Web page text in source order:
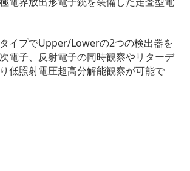
イプでUpper/Lowerの2つの検出器を
電子、反射電子の同時観察やリターデ
低照射電圧超高分解能観察が可能で